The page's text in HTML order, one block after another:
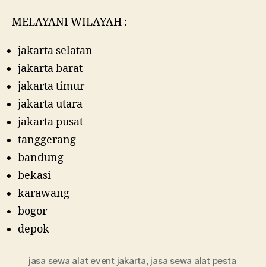
MELAYANI WILAYAH :
jakarta selatan
jakarta barat
jakarta timur
jakarta utara
jakarta pusat
tanggerang
bandung
bekasi
karawang
bogor
depok
jasa sewa alat event jakarta jasa sewa alat pesta